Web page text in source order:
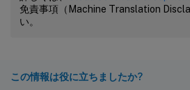
免責事項（Machine Translation
い。
この情報は役に立ちましたか?